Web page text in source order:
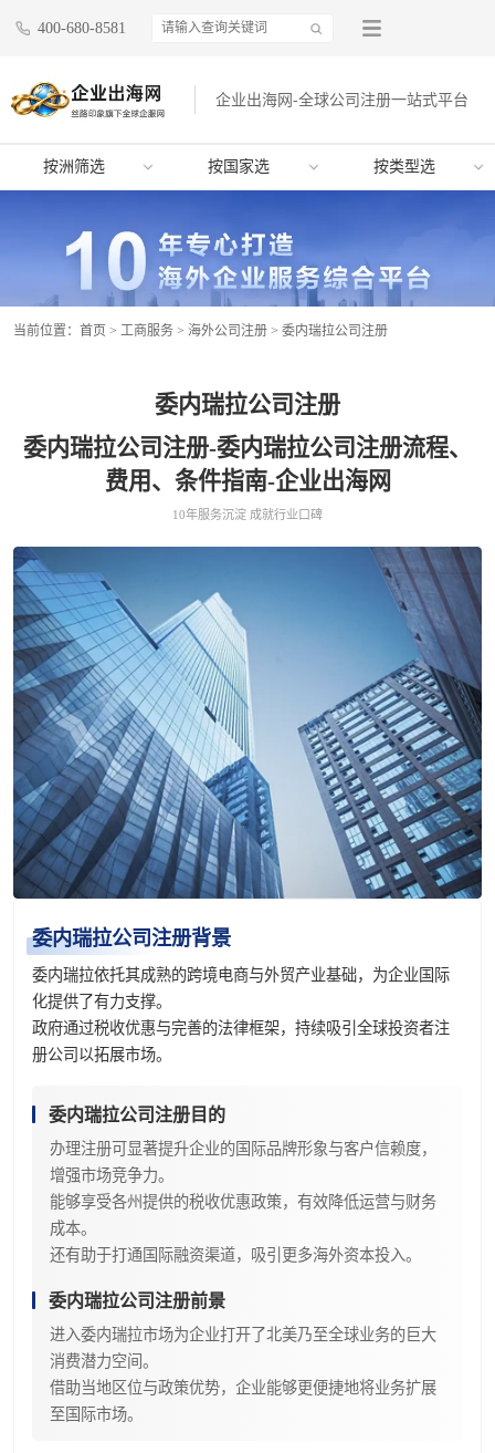
400-680-8581
企业出海网-全球公司注册一站式平台
按洲筛选 按国家选 按类型选
当前位置： 首页 > 工商服务 > 海外公司注册 > 委内瑞拉公司注册
委内瑞拉公司注册
委内瑞拉公司注册-委内瑞拉公司注册流程、
费用、条件指南-企业出海网
10年服务沉淀 成就行业口碑
委内瑞拉公司注册背景
委内瑞拉依托其成熟的跨境电商与外贸产业基础，为企业国际
化提供了有力支撑。
政府通过税收优惠与完善的法律框架，持续吸引全球投资者注
册公司以拓展市场。
委内瑞拉公司注册目的
办理注册可显著提升企业的国际品牌形象与客户信赖度，
增强市场竞争力。
能够享受各州提供的税收优惠政策，有效降低运营与财务
成本。
还有助于打通国际融资渠道，吸引更多海外资本投入。
委内瑞拉公司注册前景
进入委内瑞拉市场为企业打开了北美乃至全球业务的巨大
消费潜力空间。
借助当地区位与政策优势，企业能够更便捷地将业务扩展
至国际市场。